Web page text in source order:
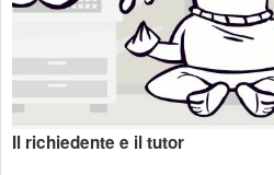
Il richiedente e il tutor